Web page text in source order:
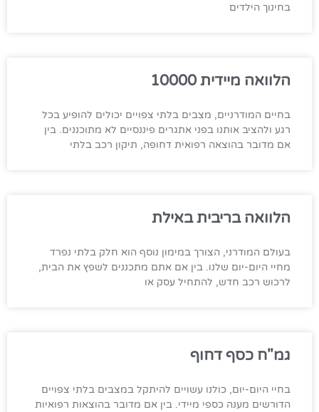
בחינוך הילדים
הלוואה מיידית 10000
בחיים המודרניים, מצבים בלתי צפויים יכולים להופיע בכל
רגע ולהציב אותנו בפני אתגרים פיננסיים לא מתוכננים. בין
אם מדובר בהוצאה רפואית דחופה, תיקון רכב בלתי
הלוואה בריבית באילת
בעולם המודרני, הצורך במימון נוסף הוא חלק בלתי נפרד
מחיי היום-יום שלנו. בין אם אתם מתכננים לשפץ את הבית,
לרכוש רכב חדש, להתחיל עסק או
גמ"ח כסף דחוף
בחיי היום-יום, כולנו עשויים להיתקל במצבים בלתי צפויים
הדורשים מענה כספי מיידי. בין אם מדובר בהוצאות רפואיות